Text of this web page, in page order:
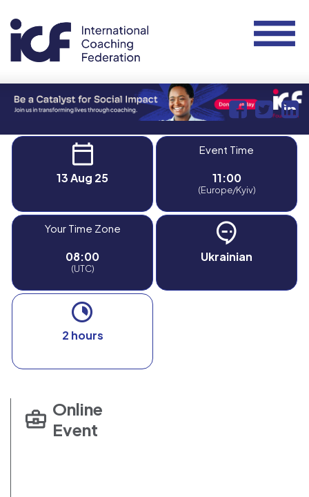
13 Aug 25
Event Time
11:00
(Europe/Kyiv)
Your Time Zone
08:00
(UTC)
Ukrainian
2 hours
Online
Event